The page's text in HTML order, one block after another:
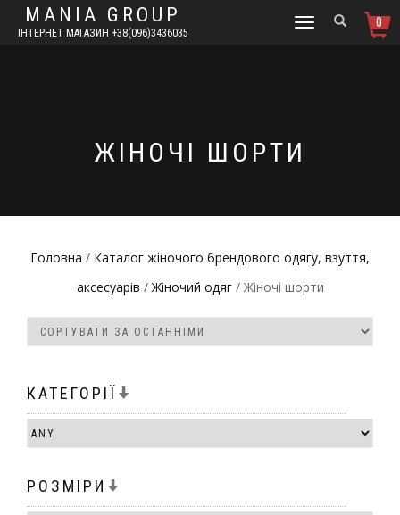
MANIA GROUP
ІНТЕРНЕТ МАГАЗИН +38(096)3436035
TOGGLE
0
ЖІНОЧІ ШОРТИ
Головна / Каталог жіночого брендового одягу, взуття,
аксесуарів /Жіночий одяг/ Жіночі шорти
КАТЕГОРІЇ
РОЗМІРИ